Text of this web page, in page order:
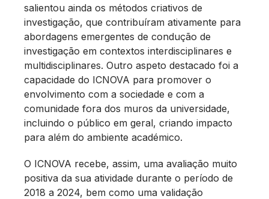
salientou ainda os métodos criativos de
investigação, que contribuíram ativamente para
abordagens emergentes de condução de
investigação em contextos interdisciplinares e
multidisciplinares. Outro aspeto destacado foi a
capacidade do ICNOVA para promover o
envolvimento com a sociedade e com a
comunidade fora dos muros da universidade,
incluindo o público em geral, criando impacto
para além do ambiente académico.
O ICNOVA recebe, assim, uma avaliação muito
positiva da sua atividade durante o período de
2018 a 2024, bem como uma validação